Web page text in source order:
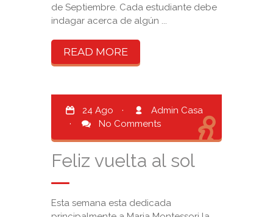
de Septiembre. Cada estudiante debe
indagar acerca de algún ...
READ MORE
24 Ago ·
Admin Casa
·
No Comments
Feliz vuelta al sol
Esta semana esta dedicada